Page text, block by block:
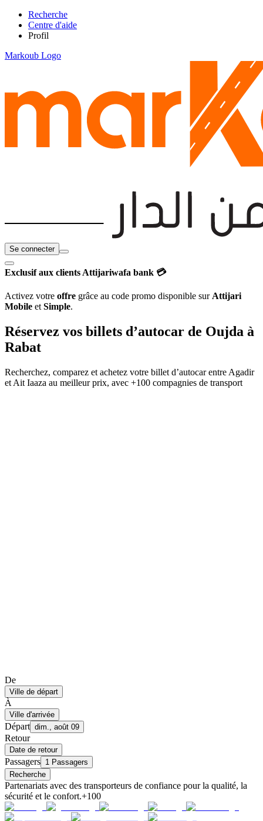
Recherche
Centre d'aide
Profil
Markoub Logo
Se connecter
Exclusif aux clients Attijariwafa bank 💳
Activez votre offre grâce au code promo disponible sur Attijari
Mobile et Simple.
Réservez vos billets d’autocar de Oujda à
Rabat
Recherchez, comparez et achetez votre billet d’autocar entre Agadir
et Ait Iaaza au meilleur prix, avec +100 compagnies de transport
De
Ville de départ
À
Ville d'arrivée
Départ dim., août 09
Retour
Date de retour
Passagers 1 Passagers
Recherche
Partenariats avec des transporteurs de confiance pour la qualité, la
sécurité et le confort.+100